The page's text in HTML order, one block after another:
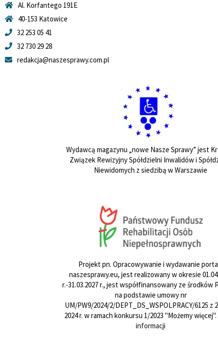
Al. Korfantego 191E
40-153 Katowice
32 253 05 41
32 730 29 28
redakcja@naszesprawy.com.pl
Wydawcą magazynu „nowe Nasze Sprawy” jest
Związek Rewizyjny Spółdzielni Inwalidów i
Niewidomych z siedzibą w Warszawie
Projekt pn. Opracowywanie i wydawanie
naszesprawy.eu, jest realizowany w okresie
r.-31.03.2027 r., jest współfinansowany ze środków
na podstawie umowy nr
UM/PW9/2024/2/DEPT_DS_WSPOLPRACY/6125 z
2024 r. w ramach konkursu 1/2023 "Możemy więcej".
informacji